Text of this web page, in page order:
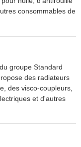
consommables de
groupe Standard
des radiateurs
des visco-coupleurs,
et d'autres